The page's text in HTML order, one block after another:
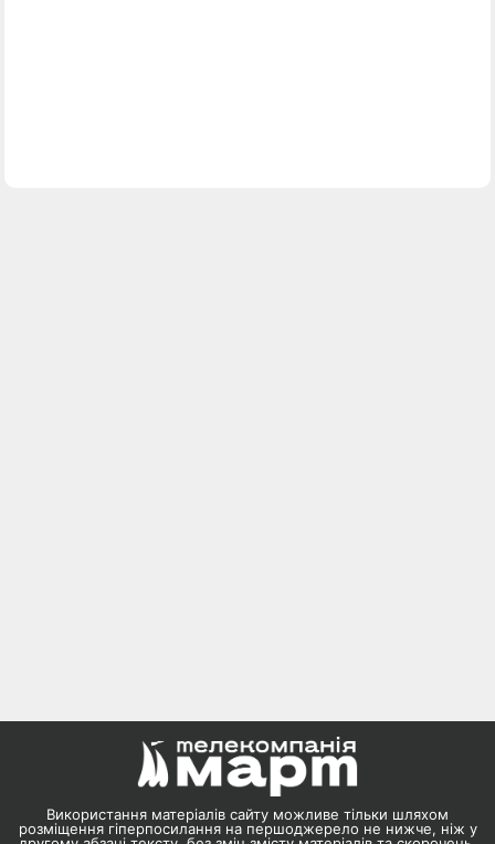
Використання матеріалів сайту можливе тільки шляхом
розміщення гіперпосилання на першоджерело не нижче, ніж у